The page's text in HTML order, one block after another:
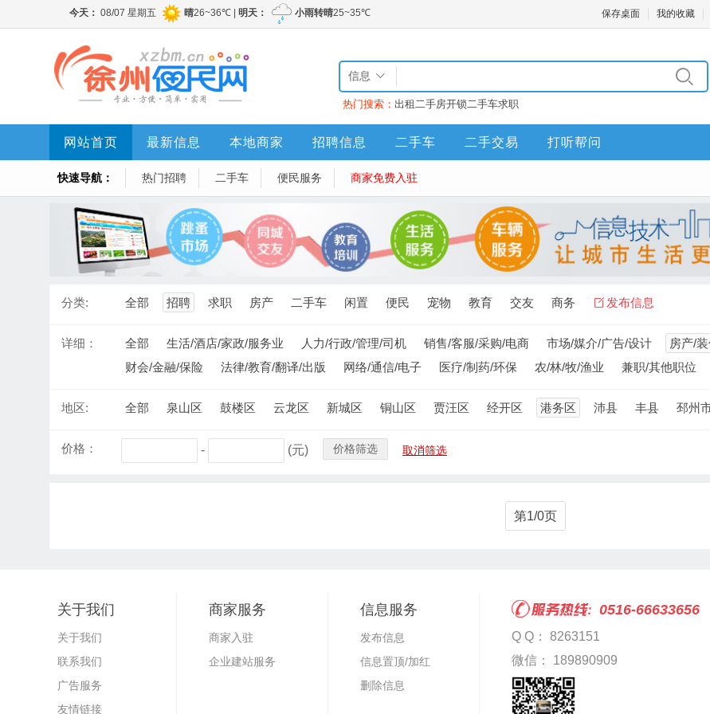
保存桌面 我的收藏
信息
热门搜索： 出租二手房开锁二手车求职
网站首页 最新信息 本地商家 招聘信息 二手车 二手交易 打听帮问
快速导航： 热门招聘 二手车 便民服务 商家免费入驻
分类: 全部 招聘 求职 房产 二手车 闲置 便民 宠物 教育 交友 商务 发布信息
详细： 全部 生活/酒店/家政/服务业 人力/行政/管理/司机 销售/客服/采购/电商 市场/媒介/广告/设计 房产/
财会/金融/保险
法律/教育/翻译/出版 网络/通信/电子 医疗/制药/环保 农/林/牧/渔业 兼职/其他职位
地区: 全部 泉山区 鼓楼区 云龙区 新城区 铜山区 贾汪区 经开区 港务区 沛县 丰县 邳州
价格： - (元) 价格筛选 取消筛选
第1/0页
关于我们
关于我们
联系我们
广告服务
友情链接
商家服务
商家入驻
企业建站服务
信息服务
发布信息
信息置顶/加红
删除信息
0516-66633656
Q Q： 8263151
微信： 189890909